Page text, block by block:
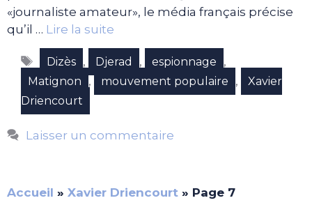
«journaliste amateur», le média français précise
qu’il … Lire la suite
Étiquettes
Dizès , Djerad , espionnage ,
Matignon , mouvement populaire ,
Xavier
Driencourt
Laisser un commentaire
Accueil » Xavier Driencourt » Page 7